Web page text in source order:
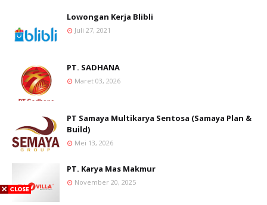
Lowongan Kerja Blibli
Juli 27, 2021
PT. SADHANA
Maret 03, 2026
PT Samaya Multikarya Sentosa (Samaya Plan &
Build)
Mei 13, 2026
PT. Karya Mas Makmur
November 20, 2025